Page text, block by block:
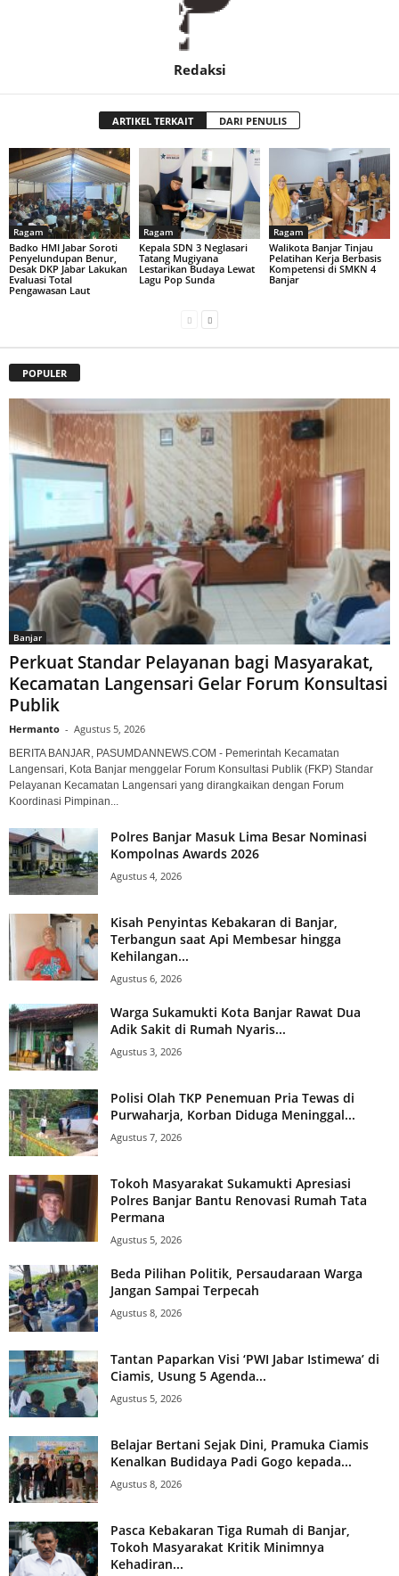
Redaksi
ARTIKEL TERKAIT DARI PENULIS
Ragam
Badko HMI Jabar Soroti
Penyelundupan Benur,
Desak DKP Jabar Lakukan
Evaluasi Total
Pengawasan Laut
Ragam
Kepala SDN 3 Neglasari
Tatang Mugiyana
Lestarikan Budaya Lewat
Lagu Pop Sunda
Ragam
Walikota Banjar Tinjau
Pelatihan Kerja Berbasis
Kompetensi di SMKN 4
Banjar
POPULER
Banjar
Perkuat Standar Pelayanan bagi Masyarakat,
Kecamatan Langensari Gelar Forum Konsultasi
Publik
Hermanto - Agustus 5, 2026
BERITA BANJAR, PASUMDANNEWS.COM - Pemerintah Kecamatan
Langensari, Kota Banjar menggelar Forum Konsultasi Publik (FKP) Standar
Pelayanan Kecamatan Langensari yang dirangkaikan dengan Forum
Koordinasi Pimpinan...
Polres Banjar Masuk Lima Besar Nominasi
Kompolnas Awards 2026
Agustus 4, 2026
Kisah Penyintas Kebakaran di Banjar,
Terbangun saat Api Membesar hingga
Kehilangan...
Agustus 6, 2026
Warga Sukamukti Kota Banjar Rawat Dua
Adik Sakit di Rumah Nyaris...
Agustus 3, 2026
Polisi Olah TKP Penemuan Pria Tewas di
Purwaharja, Korban Diduga Meninggal...
Agustus 7, 2026
Tokoh Masyarakat Sukamukti Apresiasi
Polres Banjar Bantu Renovasi Rumah Tata
Permana
Agustus 5, 2026
Beda Pilihan Politik, Persaudaraan Warga
Jangan Sampai Terpecah
Agustus 8, 2026
Tantan Paparkan Visi ‘PWI Jabar Istimewa’ di
Ciamis, Usung 5 Agenda...
Agustus 5, 2026
Belajar Bertani Sejak Dini, Pramuka Ciamis
Kenalkan Budidaya Padi Gogo kepada...
Agustus 8, 2026
Pasca Kebakaran Tiga Rumah di Banjar,
Tokoh Masyarakat Kritik Minimnya
Kehadiran...